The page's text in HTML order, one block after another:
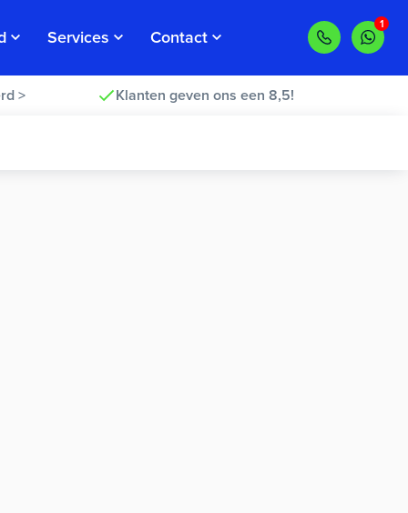
Services Contact
> Klanten geven ons een 8,5!